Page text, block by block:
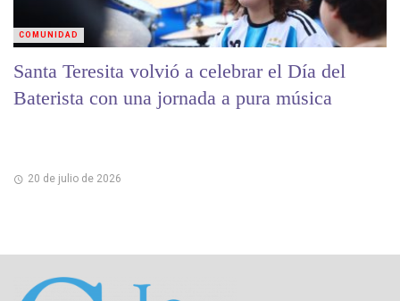
Santa Teresita volvió a celebrar el Día del
Baterista con una jornada a pura música
20 de julio de 2026
COMUNIDAD